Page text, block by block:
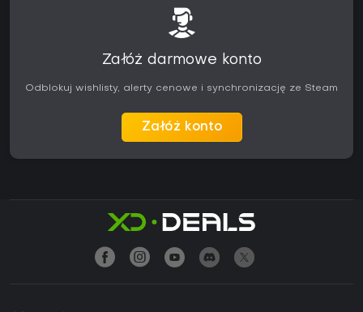
Załóż darmowe konto
Odblokuj wishlisty, alerty cenowe i synchronizację ze Steam
Załóż konto